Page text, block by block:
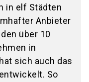
in elf Städten
Anbieter
über 10
in
sich auch das
So